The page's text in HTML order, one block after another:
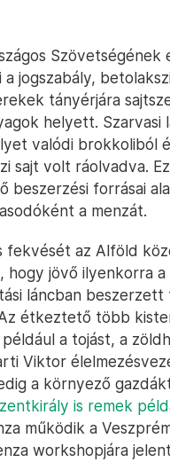
Szövetségének
jogszabály,
tányérjára
helyett. Szarvasi
valódi brokkoliból
sajt volt ráolvadva.
forrásai
a menzát.
fekvését az Alföld
hogy jövő ilyenkorra
láncban
étkeztető több
a tojást, a
Viktor
a környező
is remek
működik a
workshopjára